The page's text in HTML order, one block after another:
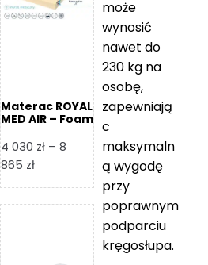
Materac ROYAL
MED AIR – Foam
4 030 zł – 8
865 złZakres
od
może
wynosić
nawet do
230 kg na
osobę,
zapewniają
c
maksymaln
ą wygodę
przy
poprawnym
podparciu
kręgosłupa.